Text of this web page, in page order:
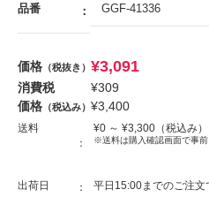
品番 GGF-41336
価格 （税抜き） ¥3,091
消費税 ¥309
価格 （税込み） ¥3,400
送料 ¥0 ～ ¥3,300 （税込み）
※送料は購入確認画面で事
出荷日 平日15:00までのご注文